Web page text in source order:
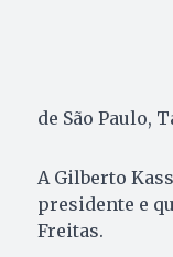
de São Paulo,
A Gilberto
presidente e
Freitas.